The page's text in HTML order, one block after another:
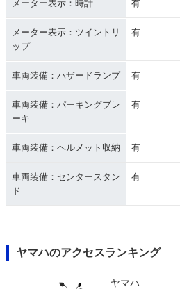
メーター表示：時計 有
メーター表示：ツイントリ
ップ
有
車両装備：ハザードランプ 有
車両装備：パーキングブレ
ーキ
有
車両装備：ヘルメット収納 有
車両装備：センタースタン
ド
有
ヤマハのアクセスランキング
ヤマハ